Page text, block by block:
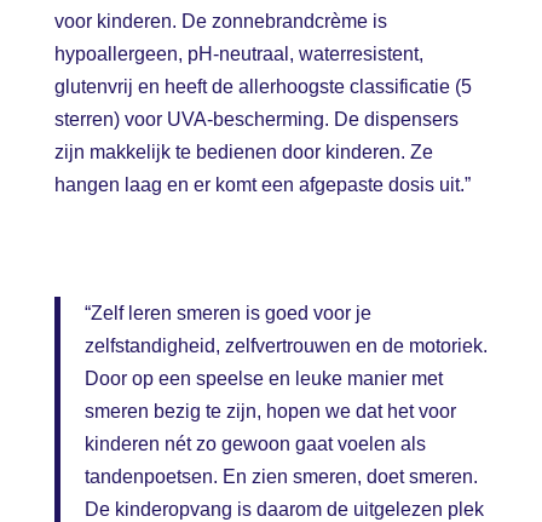
voor kinderen. De zonnebrandcrème is
hypoallergeen, pH-neutraal, waterresistent,
glutenvrij en heeft de allerhoogste classificatie (5
sterren) voor UVA-bescherming. De dispensers
zijn makkelijk te bedienen door kinderen. Ze
hangen laag en er komt een afgepaste dosis uit.”
“Zelf leren smeren is goed voor je
zelfstandigheid, zelfvertrouwen en de motoriek.
Door op een speelse en leuke manier met
smeren bezig te zijn, hopen we dat het voor
kinderen nét zo gewoon gaat voelen als
tandenpoetsen. En zien smeren, doet smeren.
De kinderopvang is daarom de uitgelezen plek